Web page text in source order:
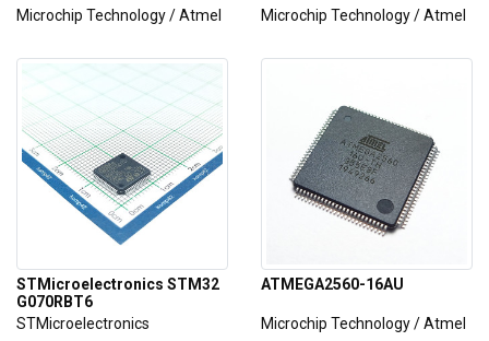
Microchip Technology / Atmel Microchip Technology / Atmel
STMicroelectronics STM32
G070RBT6
STMicroelectronics
ATMEGA2560-16AU
Microchip Technology / Atmel